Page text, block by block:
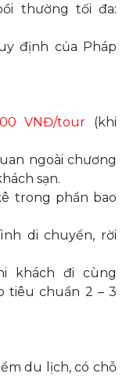
thường tối đa:
định của Pháp
VNĐ/tour (khi
ngoài chương
sạn.
trong phần bao
di chuyển, rời
khách đi cùng
tiêu chuẩn 2 – 3
du lịch, có chỗ